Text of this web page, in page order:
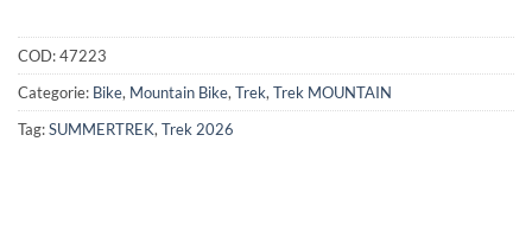
COD:47223
Categorie: Bike, Mountain Bike, Trek, Trek MOUNTAIN
Tag:SUMMERTREK, Trek 2026